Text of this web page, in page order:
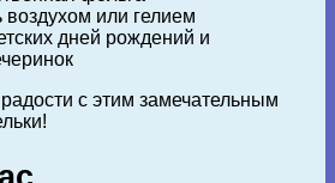
или гелием
дней рождений и
с этим замечательным